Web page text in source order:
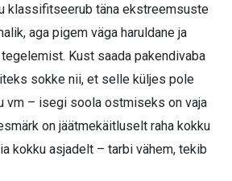
klassifitseerub täna ekstreemsuste
aga pigem väga haruldane ja
Kust saada pakendivaba
sokke nii, et selle küljes pole
vm – isegi soola ostmiseks on vaja
on jäätmekäitluselt raha kokku
kokku asjadelt – tarbi vähem, tekib